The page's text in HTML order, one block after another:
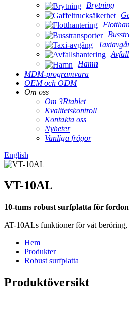
Brytning
Hamn
MDM-programvara
OEM och ODM
Om oss
Om 3Rtablet
Kvalitetskontroll
Kontakta oss
Nyheter
Vanliga frågor
English
VT-10AL
10-tums robust surfplatta för
AT-10ALs funktioner för våt beröring,
Hem
Produkter
Robust surfplatta
Produktöversikt